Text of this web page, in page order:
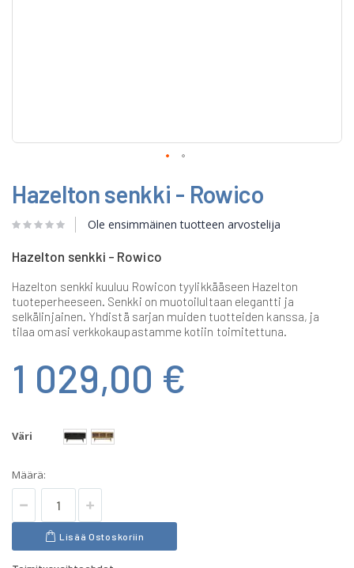
to
the
beginning
of
images
Hazelton senkki - Rowico
Ole ensimmäinen tuotteen arvostelija
Hazelton senkki - Rowico
Hazelton senkki kuuluu Rowicon tyylikkääseen Hazelton
tuoteperheeseen. Senkki on muotoilultaan elegantti ja
selkälinjainen. Yhdistä sarjan muiden tuotteiden kanssa, ja
tilaa omasi verkkokaupastamme kotiin toimitettuna.
1 029,00 €
Väri
Määrä:
Lisää Ostoskoriin